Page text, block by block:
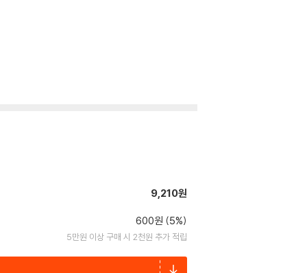
9,210원
600원 (5%)
5만원 이상 구매 시 2천원 추가 적립